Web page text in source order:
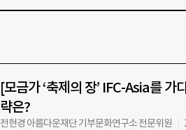
[모금가 ‘축제의 장’ IFC-Asia를
략은?
전현경 아름다운재단 기부문화연구소 전문위원